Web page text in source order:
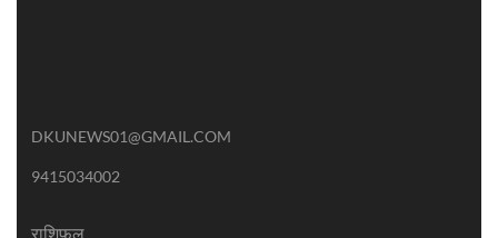
DKUNEWS01@GMAIL.COM
9415034002